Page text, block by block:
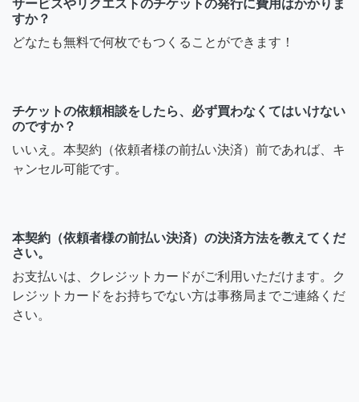
サービスやリクエストのチケットの発行に費用はかかりま
すか？
どなたも無料で何枚でもつくることができます！
チケットの依頼相談をしたら、必ず買わなくてはいけない
のですか？
いいえ。本契約（依頼者様の前払い決済）前であれば、キ
ャンセル可能です。
本契約（依頼者様の前払い決済）の決済方法を教えてくだ
さい。
お支払いは、クレジットカードがご利用いただけます。ク
レジットカードをお持ちでない方は事務局までご連絡くだ
さい。